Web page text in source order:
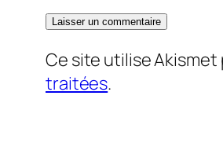
Ce site utilise
traitées.